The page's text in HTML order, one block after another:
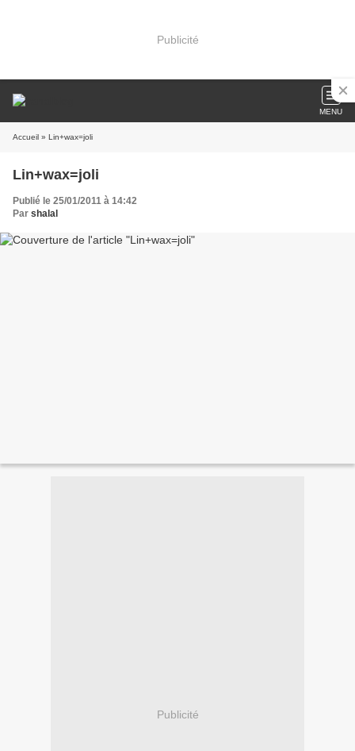
Publicité
MENU
Accueil » Lin+wax=joli
Lin+wax=joli
Publié le 25/01/2011 à 14:42
Par shalal
Publicité